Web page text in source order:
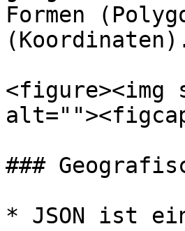
Formen
<figure><img
###
* JSON ist